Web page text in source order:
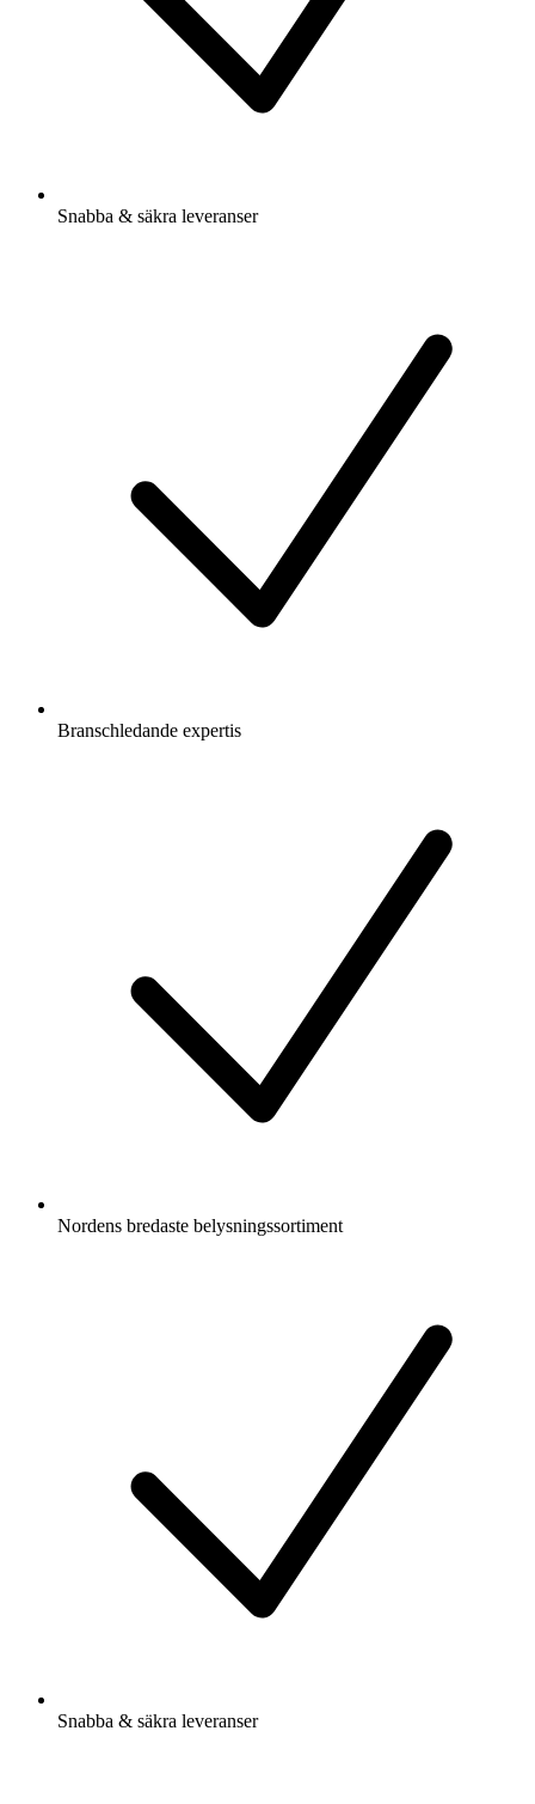
Snabba & säkra leveranser
Branschledande expertis
Nordens bredaste belysningssortiment
Snabba & säkra leveranser